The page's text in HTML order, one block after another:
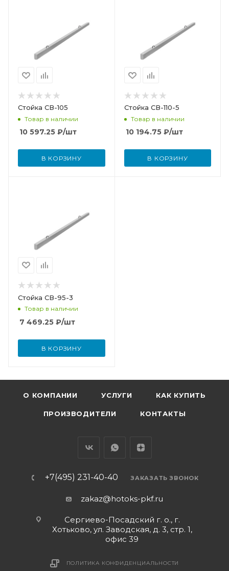
Стойка СВ-105
Товар в наличии
10 597.25 ₽/шт
В КОРЗИНУ
Стойка СВ-110-5
Товар в наличии
10 194.75₽/шт
В КОРЗИНУ
Стойка СВ-95-3
Товар в наличии
7 469.25 ₽/шт
В КОРЗИНУ
О КОМПАНИИ УСЛУГИ КАК КУПИТЬ
ПРОИЗВОДИТЕЛИ КОНТАКТЫ
+7(495) 231-40-40 ЗАКАЗАТЬ ЗВОНОК
zakaz@hotoks-pkf.ru
Сергиево-Посадский г. о., г.
Хотьково, ул. Заводская, д. 3, стр. 1,
офис 39
ПОЛИТИКА КОНФИДЕНЦИАЛЬНОСТИ